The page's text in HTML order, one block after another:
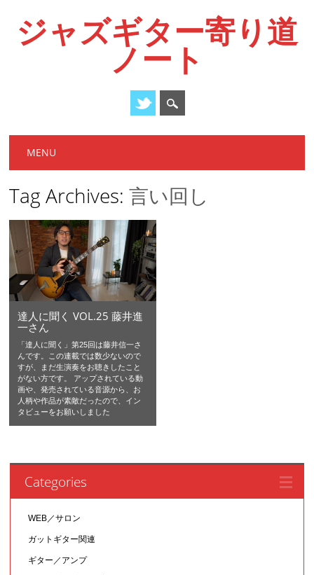
ジャズギター寄り道
ノート
Main menu
MENU
Tag Archives:言い回し
達人に聞く VOL.25 藤井進
一さん
「達人に聞く」第25回は藤井信一さ
んです。この連載では数少ないので
すが、まだ生演奏をお聴きしたこと
がない方です。 アップされている動
画や、発売されている音源から、お
人柄や作品が素敵だったので、イン
タビューをお願いしました
Categories
WEB／サロン
ガットギター関連
ギター／アンプ